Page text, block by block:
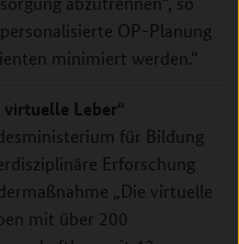
OP-Planung
minimiert werden.“
Leber“
für Bildung
Erforschung
„Die virtuelle
mit über 200